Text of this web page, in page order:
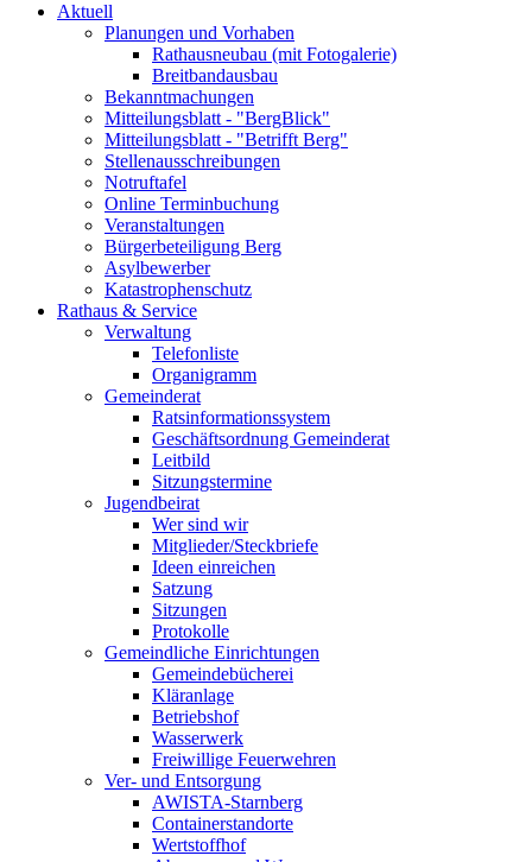
Aktuell
Planungen und Vorhaben
Rathausneubau (mit Fotogalerie)
Breitbandausbau
Bekanntmachungen
Mitteilungsblatt - "BergBlick"
Mitteilungsblatt - "Betrifft Berg"
Stellenausschreibungen
Notruftafel
Online Terminbuchung
Veranstaltungen
Bürgerbeteiligung Berg
Asylbewerber
Katastrophenschutz
Rathaus & Service
Verwaltung
Telefonliste
Organigramm
Gemeinderat
Ratsinformationssystem
Geschäftsordnung Gemeinderat
Leitbild
Sitzungstermine
Jugendbeirat
Wer sind wir
Mitglieder/Steckbriefe
Ideen einreichen
Satzung
Sitzungen
Protokolle
Gemeindliche Einrichtungen
Gemeindebücherei
Kläranlage
Betriebshof
Wasserwerk
Freiwillige Feuerwehren
Ver- und Entsorgung
AWISTA-Starnberg
Containerstandorte
Wertstoffhof